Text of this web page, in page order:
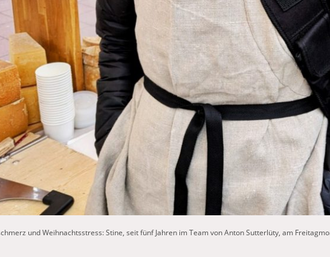
und Weihnachtsstress: Stine, seit fünf Jahren im Team von Anton Sutterlüty, am